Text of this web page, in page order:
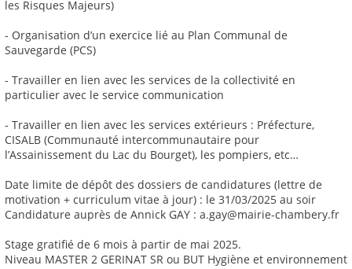
les Risques Majeurs)
- Organisation d’un exercice lié au Plan Communal de
Sauvegarde (PCS)
- Travailler en lien avec les services de la collectivité en
particulier avec le service communication
- Travailler en lien avec les services extérieurs : Préfecture,
CISALB (Communauté intercommunautaire pour
l’Assainissement du Lac du Bourget), les pompiers, etc…
Date limite de dépôt des dossiers de candidatures (lettre de
motivation + curriculum vitae à jour) : le 31/03/2025 au soir
Candidature auprès de Annick GAY : a.gay@mairie-chambery.fr
Stage gratifié de 6 mois à partir de mai 2025.
Niveau MASTER 2 GERINAT SR ou BUT Hygiène et environnement